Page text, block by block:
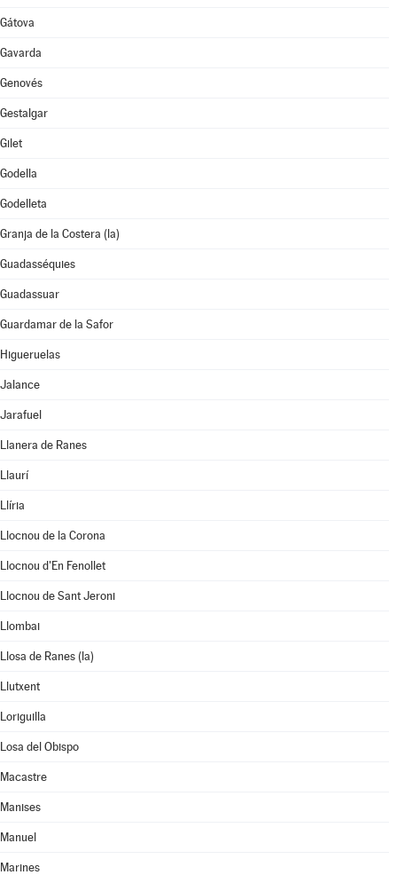
Gátova
Gavarda
Genovés
Gestalgar
Gilet
Godella
Godelleta
Granja de la Costera (la)
Guadasséquies
Guadassuar
Guardamar de la Safor
Higueruelas
Jalance
Jarafuel
Llanera de Ranes
Llaurí
Llíria
Llocnou de la Corona
Llocnou d'En Fenollet
Llocnou de Sant Jeroni
Llombai
Llosa de Ranes (la)
Llutxent
Loriguilla
Losa del Obispo
Macastre
Manises
Manuel
Marines